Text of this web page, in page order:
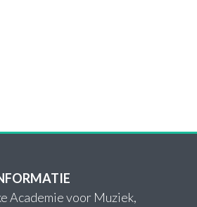
Academie voor Muziek,